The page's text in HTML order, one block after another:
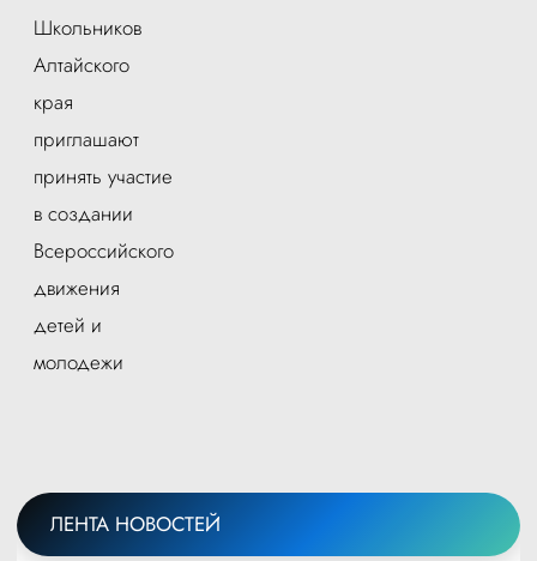
Школьников
Алтайского
края
приглашают
принять участие
в создании
Всероссийского
движения
детей и
молодежи
ЛЕНТА НОВОСТЕЙ